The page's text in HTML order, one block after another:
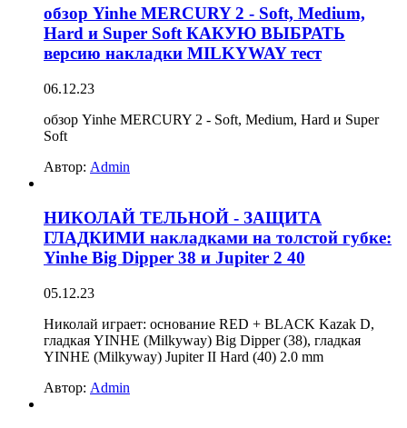
обзор Yinhe MERCURY 2 - Soft, Medium,
Hard и Super Soft КАКУЮ ВЫБРАТЬ
версию накладки MILKYWAY тест
06.12.23
обзор Yinhe MERCURY 2 - Soft, Medium, Hard и Super
Soft
Автор: Admin
НИКОЛАЙ ТЕЛЬНОЙ - ЗАЩИТА
ГЛАДКИМИ накладками на толстой губке:
Yinhe Big Dipper 38 и Jupiter 2 40
05.12.23
Николай играет: основание RED + BLACK Kazak D,
гладкая YINHE (Milkyway) Big Dipper (38), гладкая
YINHE (Milkyway) Jupiter II Hard (40) 2.0 mm
Автор: Admin